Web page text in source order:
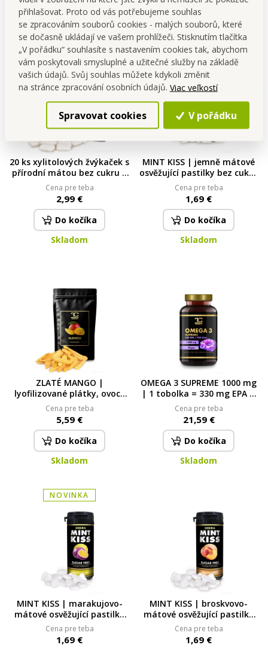
přihlašovat. Proto od vás potřebujeme souhlas
se zpracováním souborů cookies - malých souborů, které
se dočasně ukládají ve vašem prohlížeči. Stisknutím tlačítka
„V pořádku“ souhlasíte s nastavením cookies tak, abychom
vám poskytovali smysluplné a užitečné služby na základě
vašich údajů. Svůj souhlas můžete kdykoli změnit
na stránce zpracování osobních údajů. Viac veľkostí
Spravovat cookies V pořádku
Skladom
Skladom
NOVINKA
20 ks xylitolových žvýkaček s
přírodní mátou bez cukru |
MINT KISS peppermint | 30
g
Cena pre teba
2,99 €
Do kočíka
Skladom
MINT KISS | jemně mátové
osvěžující pastilky bez cukru
| spearmint | 28 g
Cena pre teba
1,69 €
Do kočíka
Skladom
ZLATÉ MANGO |
lyofilizované plátky, ovoce
sušené mrazem | 50 g
Cena pre teba
5,59 €
Do kočíka
Skladom
OMEGA 3 SUPREME 1000 mg
| 1 tobolka = 330 mg EPA &
220 mg DHA + vitamin E |
srdce, mozek & zrak | 90
kapslí | 122 g 122 g
Cena pre teba
21,59 €
Do kočíka
Skladom
NOVINKA
MINT KISS | marakujovo-
mátové osvěžující pastilky
bez cukru | maracuja mint |
28 g
Cena pre teba
1,69 €
MINT KISS | broskvovo-
mátové osvěžující pastilky
bez cukru peach mint | 28 g
Cena pre teba
1,69 €